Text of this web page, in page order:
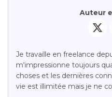
Auteur
Je travaille en freelance
m'impressionne toujours
choses et les dernières
vie est illimitée mais je ne